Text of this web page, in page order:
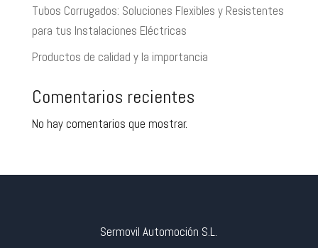
Tubos Corrugados: Soluciones Flexibles y Resistentes
para tus Instalaciones Eléctricas
Productos de calidad y la importancia
Comentarios recientes
No hay comentarios que mostrar.
Sermovil Automoción S.L.